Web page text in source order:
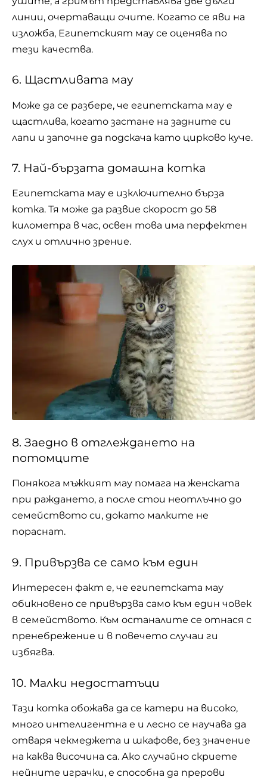
линии, очертаващи очите. Когато се яви на
изложба, Египетският мау се оценява по
тези качества.
6. Щастливата мау
Може да се разбере, че египетската мау е
щастлива, когато застане на задните си
лапи и започне да подскача като цирково куче.
7. Най-бързата домашна котка
Египетската мау е изключително бърза
котка. Тя може да развие скорост до 58
километра в час, освен това има перфектен
слух и отлично зрение.
8. Заедно в отглеждането на
потомците
Понякога мъжкият мау помага на женската
при раждането, а после стои неотлъчно до
семейството си, докато малките не
пораснат.
9. Привързва се само към един
Интересен факт е, че египетската мау
обикновено се привързва само към един човек
в семейството. Към останалите се отнася с
пренебрежение и в повечето случаи ги
избягва.
10. Малки недостатъци
Тази котка обожава да се катери на високо,
много интелигентна е и лесно се научава да
отваря чекмеджета и шкафове, без значение
на каква височина са. Ако случайно скриете
нейните играчки, е способна да прерови